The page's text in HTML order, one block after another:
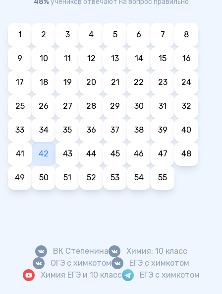
48%учеников отвечают на вопрос правильно
1 2 3 4 5 6 7 8
9 10 11 12 13 14 15 16
17 18 19 20 21 22 23 24
25 26 27 28 29 30 31 32
33 34 35 36 37 38 39 40
41 42 43 44 45 46 47 48
49 50 51 52 53 54 55
ВК Степенина
Химия: 10 класс
ОГЭ с химкотом
ЕГЭ с химкотом
Химия ЕГЭ и 10 класс
ЕГЭ с химкотом